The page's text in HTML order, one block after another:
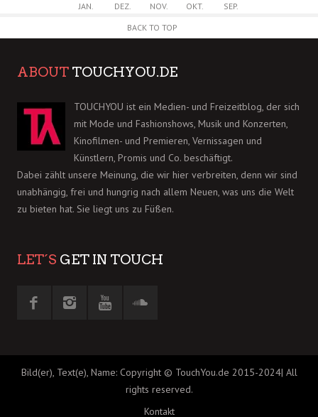
JAN. DEZ. NOV. OKT.
SEP.
BACK TO TOP
ABOUT TOUCHYOU.DE
TOUCHYOU ist ein Medien- und Freizeitblog, der sich
mit Mode und Fashionshows, Musik und Konzerten,
Kinofilmen- und Premieren, Vernissagen und
Künstlern, Promis und Co. beschäftigt.
Dabei zählt unsere Meinung, die wir hier verbreiten, denn wir sind
unabhängig, frei und hungrig nach allem Neuen, was uns die Welt
zu bieten hat. Sie liegt uns zu Füßen.
LET´S GET IN TOUCH
Bild(er), Text(e), Name: Copyright © TouchYou.de 2015-2024| All
rights reserved.
Kontakt